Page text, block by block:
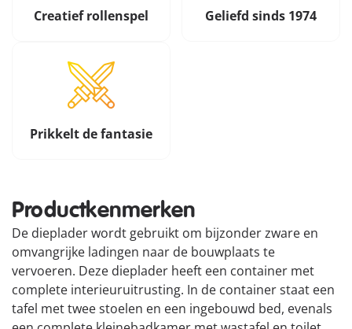
Creatief rollenspel Geliefd sinds 1974
Prikkelt de fantasie
Productkenmerken
De dieplader wordt gebruikt om bijzonder zware en
omvangrijke ladingen naar de bouwplaats te
vervoeren. Deze dieplader heeft een container met
complete interieuruitrusting. In de container staat een
tafel met twee stoelen en een ingebouwd bed, evenals